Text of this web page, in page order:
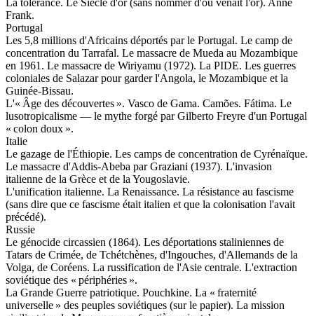
La tolérance. Le Siècle d'or (sans nommer d'où venait l'or). Anne
Frank.
Portugal
Les 5,8 millions d'Africains déportés par le Portugal. Le camp de
concentration du Tarrafal. Le massacre de Mueda au Mozambique
en 1961. Le massacre de Wiriyamu (1972). La PIDE. Les guerres
coloniales de Salazar pour garder l'Angola, le Mozambique et la
Guinée-Bissau.
L'« Âge des découvertes ». Vasco de Gama. Camões. Fátima. Le
lusotropicalisme — le mythe forgé par Gilberto Freyre d'un Portugal
« colon doux ».
Italie
Le gazage de l'Éthiopie. Les camps de concentration de Cyrénaïque.
Le massacre d'Addis-Abeba par Graziani (1937). L'invasion
italienne de la Grèce et de la Yougoslavie.
L'unification italienne. La Renaissance. La résistance au fascisme
(sans dire que ce fascisme était italien et que la colonisation l'avait
précédé).
Russie
Le génocide circassien (1864). Les déportations staliniennes de
Tatars de Crimée, de Tchétchènes, d'Ingouches, d'Allemands de la
Volga, de Coréens. La russification de l'Asie centrale. L'extraction
soviétique des « périphéries ».
La Grande Guerre patriotique. Pouchkine. La « fraternité
universelle » des peuples soviétiques (sur le papier). La mission